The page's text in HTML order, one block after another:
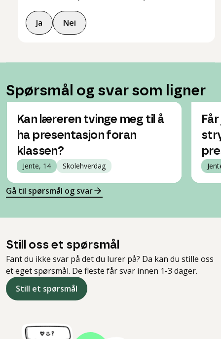
Ja Nei
Spørsmål og svar som ligner
Kan læreren tvinge meg til å
ha presentasjon foran
klassen?
Jente, 14 Skolehverdag
Gå til spørsmål og svar
Still oss et spørsmål
Fant du ikke svar på det du lurer på? Da kan du stille oss
et eget spørsmål. De fleste får svar innen 1-3 dager.
Still et spørsmål